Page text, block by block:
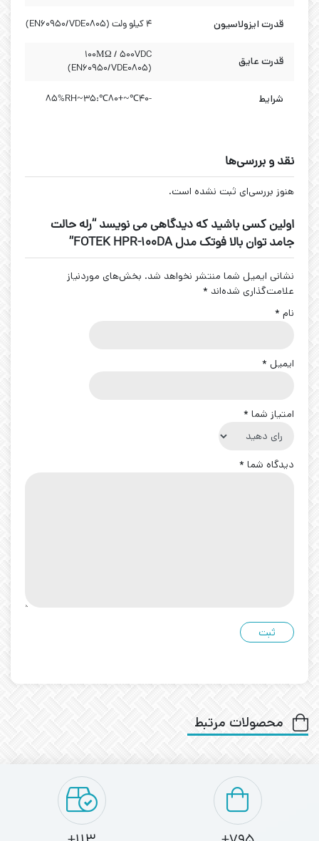
قدرت ایزولاسیون 4 کیلو ولت (EN60950/VDE0805)
قدرت عایق
100ΜΩ / 500VDC
(EN60950/VDE0805)
شرایط -40℃~+80℃:35~85%RH
نقد و بررسی‌ها
هنوز بررسی‌ای ثبت نشده است.
اولین کسی باشید که دیدگاهی می نویسد “رله حالت
جامد توان بالا فوتک مدل FOTEK HPR-100DA”
نشانی ایمیل شما منتشر نخواهد شد. بخش‌های موردنیاز
علامت‌گذاری شده‌اند *
نام *
ایمیل *
امتیاز شما *
دیدگاه شما *
محصولات مرتبط